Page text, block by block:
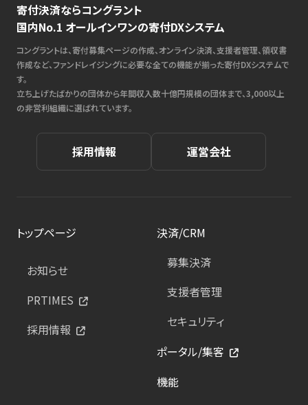
寄付決済ならコングラント
国内No.1 オールインワンの寄付DXシステム
コングラントは、寄付募集ページの作成、オンライン決済、支援者管理、領収書
作成など、ファンドレイジングに必要な全ての機能が揃った寄付DXシステムで
す。
立ち上げたばかりの団体から年間収入数十億円規模の団体まで、3,000以上
の非営利組織に選ばれています。
採用情報 運営会社
トップページ
お知らせ
PRTIMES
採用情報
決済/CRM
募集決済
支援者管理
セキュリティ
ポータル/集客
機能